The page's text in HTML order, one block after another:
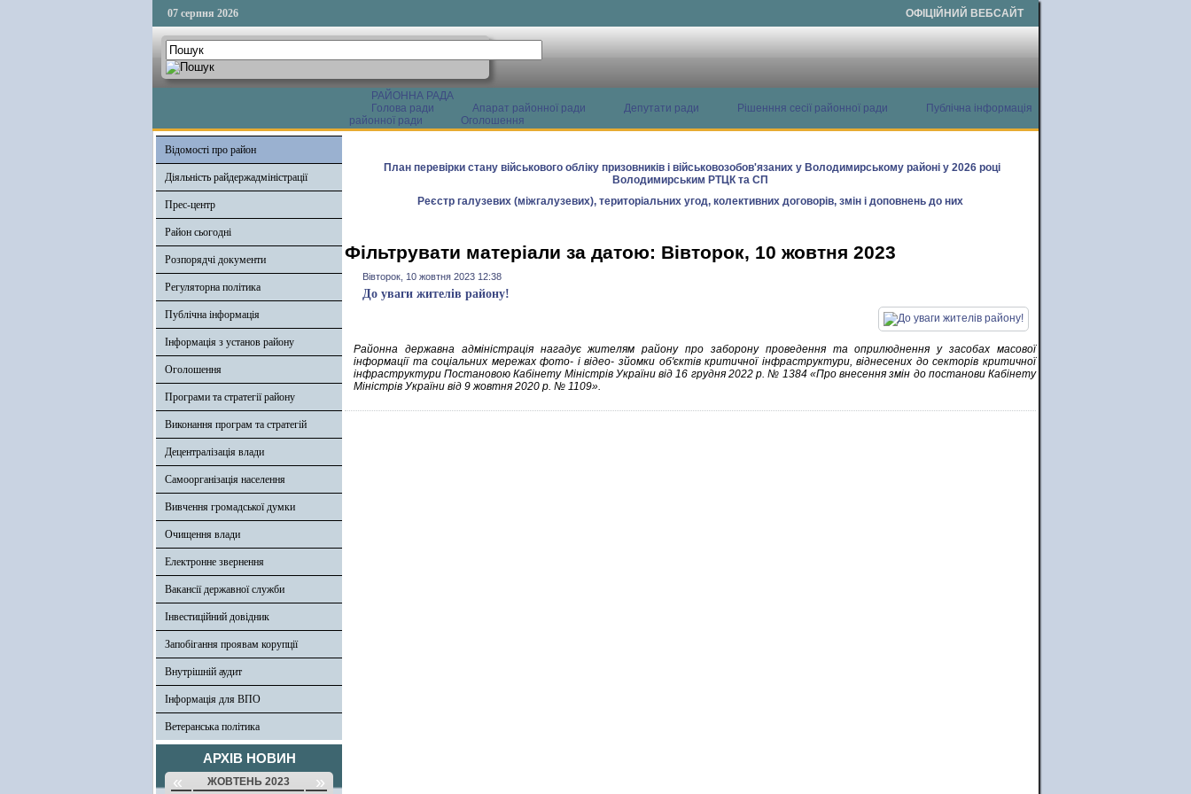
07 серпня 2026 ОФІЦІЙНИЙ ВЕБСАЙТ
РАЙОННА РАДА
Голова ради
Апарат районної ради Депутати ради Рішенння сесії районної ради
Публічна інформація
районної ради
Оголошення
Відомості про район
Діяльність райдержадміністрації
Прес-центр
Район сьогодні
Розпорядчі документи
Регуляторна політика
Публічна інформація
Інформація з установ району
Оголошення
Програми та стратегії району
Виконання програм та стратегій
Децентралізація влади
Самоорганізація населення
Вивчення громадської думки
Очищення влади
Електронне звернення
Вакансії державної служби
Інвестиційний довідник
Запобігання проявам корупції
Внутрішній аудит
Інформація для ВПО
Ветеранська політика
АРХІВ НОВИН
« ЖОВТЕНЬ 2023 »
План перевірки стану військового обліку призовників і військовозобов'язаних у Володимирському районі у 2026 році
Володимирським РТЦК та СП
Реєстр галузевих (міжгалузевих), територіальних угод, колективних договорів, змін і доповнень до них
Фільтрувати матеріали за датою: Вівторок, 10 жовтня 2023
Вівторок, 10 жовтня 2023 12:38
До уваги жителів району!
Районна державна адміністрація нагадує жителям району про заборону проведення та оприлюднення у засобах масової
інформації та соціальних мережах фото- і відео- зйомки об'єктів критичної інфраструктури, віднесених до секторів критичної
інфраструктури Постановою Кабінету Міністрів України від 16 грудня 2022 р. № 1384 «Про внесення змін до постанови Кабінету
Міністрів України від 9 жовтня 2020 р. № 1109».